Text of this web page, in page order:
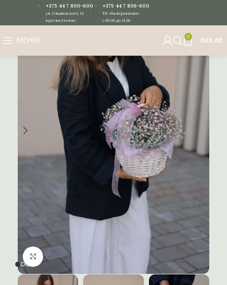
+375 44 7 800-600
ул. Ольшевского, 12
круглосуточно
+375 44 7 806-600
ТК «Валерьяново»
с 09.00 до 21.00
МЕНЮ
0
BR0.00
Нажмите, чтобы увеличить